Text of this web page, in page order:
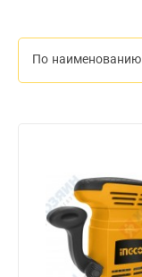
По наименованию